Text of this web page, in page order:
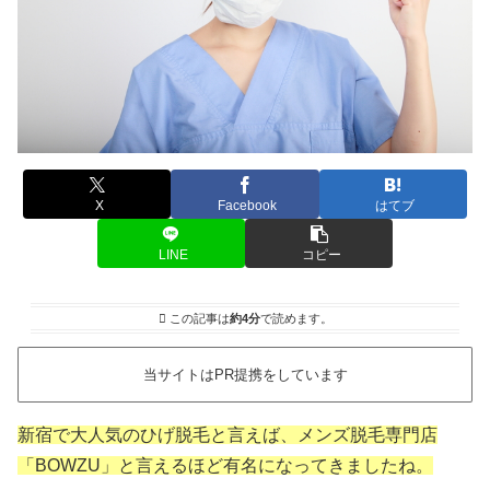
X Facebook はてブ
LINE コピー
この記事は約4分で読めます。
当サイトはPR提携をしています
新宿で大人気のひげ脱毛と言えば、メンズ脱毛専門店
「BOWZU」と言えるほど有名になってきましたね。